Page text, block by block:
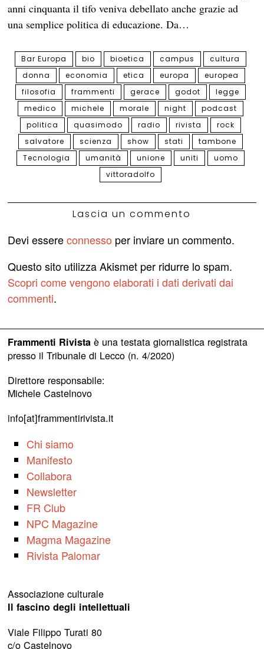
anni cinquanta il tifo veniva debellato anche grazie ad
una semplice politica di educazione. Da…
Bar Europa bio bioetica campus
cultura
donna
economia etica europa
europea
filosofia
frammenti gerace godot
legge
medico
michele morale night
podcast
politica
quasimodo radio rivista
rock
salvatore
scienza show stati
tambone
Tecnologia
umanità unione uniti
uomo
vittoradolfo
Lascia un commento
Devi essereconnesso per inviare un commento.
Questo sito utilizza Akismet per ridurre lo spam.
Scopri come vengono elaborati i dati derivati dai
commenti.
Frammenti Rivistaè una testata giornalistica registrata
presso il Tribunale di Lecco (n. 4/2020)
Direttore responsabile:
Michele Castelnovo
info[at]frammentirivista.it
Chi siamo
Manifesto
Collabora
Newsletter
FR Club
NPC Magazine
Magma Magazine
Rivista Palomar
Associazione culturale
Il fascino degli intellettuali
Viale Filippo Turati 80
c/o Castelnovo